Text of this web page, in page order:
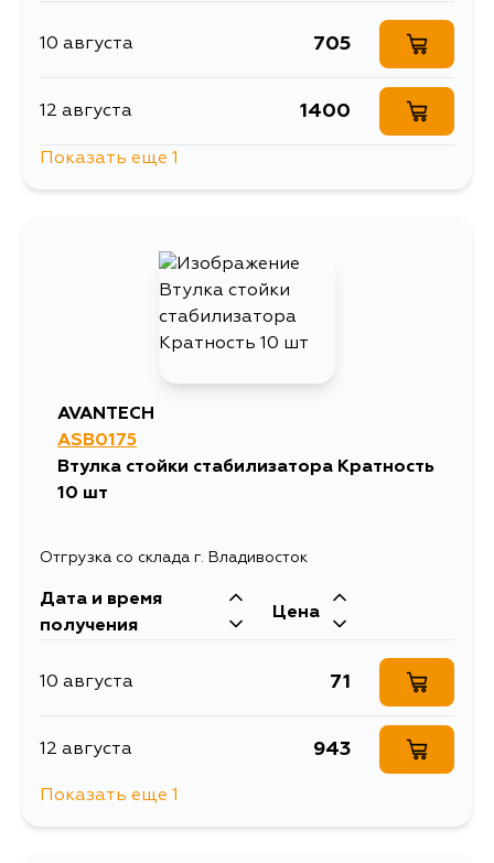
10 августа 705
12 августа 1400
Показать еще 1
AVANTECH
ASB0175
Втулка стойки стабилизатора Кратность
10 шт
Отгрузка со склада г. Владивосток
Дата и время
получения
Цена
10 августа 71
12 августа 943
Показать еще 1